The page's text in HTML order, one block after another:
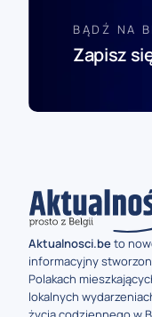
BĄDŹ NA
Zapisz
Aktualnosci.beto
informacyjny
Polakach
lokalnych